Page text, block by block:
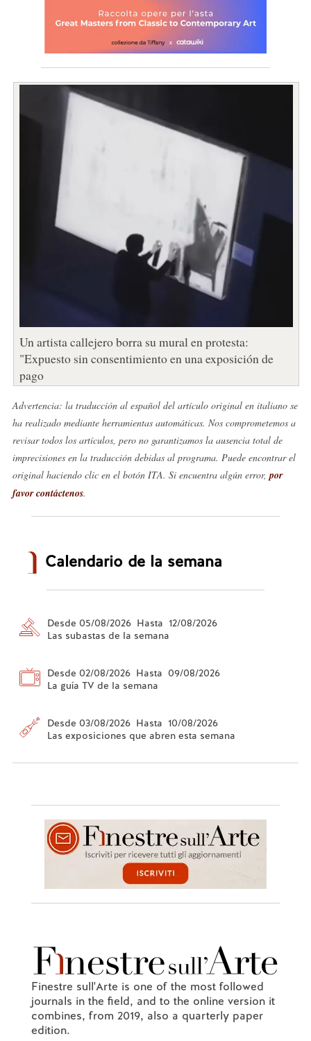
Un artista callejero borra su mural en protesta:
"Expuesto sin consentimiento en una exposición de
pago
Advertencia: la traducción al español del artículo original en italiano se
ha realizado mediante herramientas automáticas. Nos comprometemos a
revisar todos los artículos, pero no garantizamos la ausencia total de
imprecisiones en la traducción debidas al programa. Puede encontrar el
original haciendo clic en el botón ITA. Si encuentra algún error, por
favor contáctenos.
Calendario de la semana
Desde 05/08/2026 Hasta 12/08/2026
Las subastas de la semana
Desde 02/08/2026 Hasta 09/08/2026
La guía TV de la semana
Desde 03/08/2026 Hasta 10/08/2026
Las exposiciones que abren esta semana
Finestre sull'Arte is one of the most followed
journals in the field, and to the online version it
combines, from 2019, also a quarterly paper
edition.